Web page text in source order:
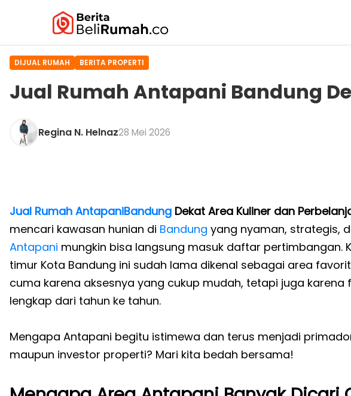
DIJUAL RUMAH BERITA PROPERTI
Jual Rumah Antapani Bandung
Regina N. Helnaz28 Mei 2026
Jual Rumah AntapaniBandung Dekat Area Kuliner dan
mencari kawasan hunian di Bandung yang nyaman, strategis,
Antapani mungkin bisa langsung masuk daftar pertimbangan.
timur Kota Bandung ini sudah lama dikenal sebagai area
cuma karena aksesnya yang cukup mudah, tetapi juga karena
lengkap dari tahun ke tahun.
Mengapa Antapani begitu istimewa dan terus menjadi
maupun investor properti? Mari kita bedah bersama!